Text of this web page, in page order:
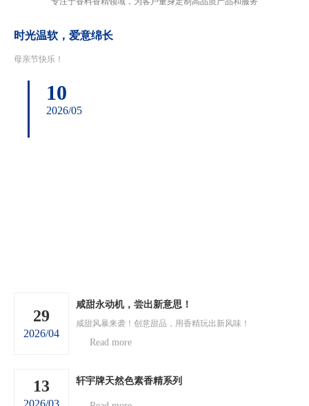
时光温软，爱意绵长
母亲节快乐！
10
2026/05
29
2026/04
咸甜永动机，尝出新意思！
咸甜风暴来袭！创意甜品，用香精玩出新风味！
Read more
13
2026/03
轩宇牌天然色素香精系列